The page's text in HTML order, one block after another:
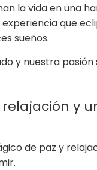
la vida en una
que
sueños.
y nuestra
y
de paz y